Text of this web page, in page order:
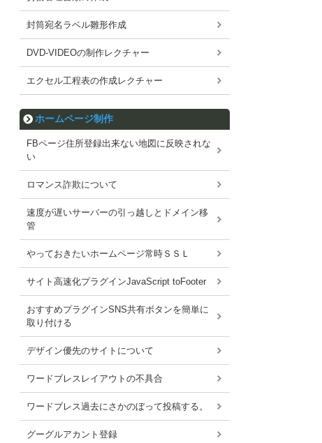
封筒宛名ラベル雛形作成
DVD-VIDEOの制作レクチャー
エクセル工程表の作成レクチャー
ホームページ制作
FBページ住所登録出来ない地図に反映されな
い
ロマンス詐欺について
速度が遅いサーバーの引っ越しとドメイン移
管
やっておきたいホームページ常時ＳＳＬ
サイト高速化プラグインJavaScript toFooter
おすすめプラグインSNS共有ボタンを簡単に
取り付ける
デザイン優先のサイトについて
ワードブレスレイアウトの不具合
ワードブレス過去にさかのぼって投稿する。
グーグルアカント登録